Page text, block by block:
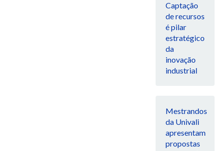
Captação
de recursos
é pilar
estratégico
da
inovação
industrial
Mestrandos
da Univali
apresentam
propostas